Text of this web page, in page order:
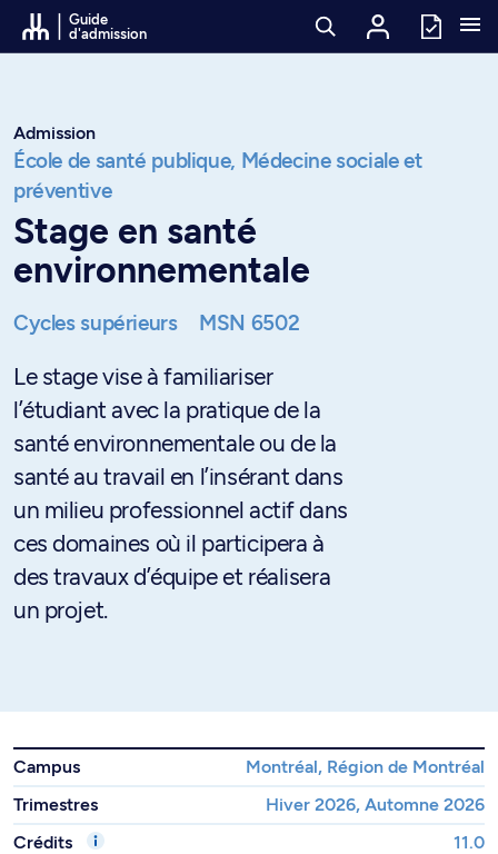
Passer au contenu
Guide
d'admission
Admission
École de santé publique, Médecine sociale et
préventive
Stage en santé
environnementale
Cycles supérieurs MSN 6502
Le stage vise à familiariser
l’étudiant avec la pratique de la
santé environnementale ou de la
santé au travail en l’insérant dans
un milieu professionnel actif dans
ces domaines où il participera à
des travaux d’équipe et réalisera
un projet.
Campus
Montréal, Région de Montréal
Trimestres
Hiver 2026, Automne 2026
Crédits
11.0